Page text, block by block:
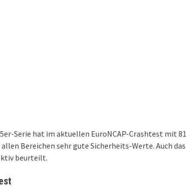
Serie hat im aktuellen EuroNCAP-Crashtest mit
Bereichen sehr gute Sicherheits-Werte. Auch
beurteilt.